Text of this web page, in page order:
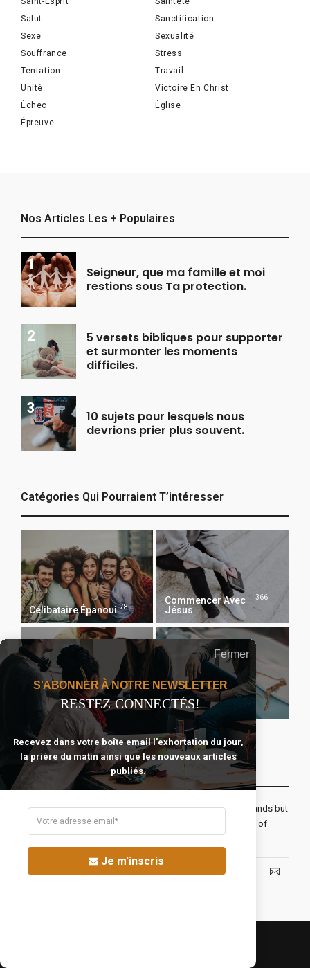
Salut
Sanctification
Sexe
Sexualité
Souffrance
Stress
Tentation
Travail
Unité
Victoire En Christ
Échec
Église
Épreuve
Nos Articles Les + Populaires
Seigneur, que ma famille et moi
restions sous Ta protection.
5 versets bibliques pour supporter
et surmonter les moments
difficiles.
10 sujets pour lesquels nous
devrions prier plus souvent.
Catégories Qui Pourraient T’intéresser
Célibataire Épanoui 78
Commencer Avec
Jésus
366
Se Préparer Au
Mariage
85
Temps Et Argent
Recevoir Notre Newsletter Chaque Matin
The real voyage of discovery consists not in seeking new lands but
seeing with new eyes. All journeys have secret destinations of
Fermer
S'ABONNER À NOTRE NEWSLETTER
RESTEZ CONNECTÉS!
Recevez dans votre boîte email l'exhortation du jour,
la prière du matin ainsi que les nouveaux articles
publiés.
Je m'inscris